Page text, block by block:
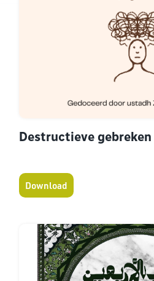
Destructieve gebreken
Download